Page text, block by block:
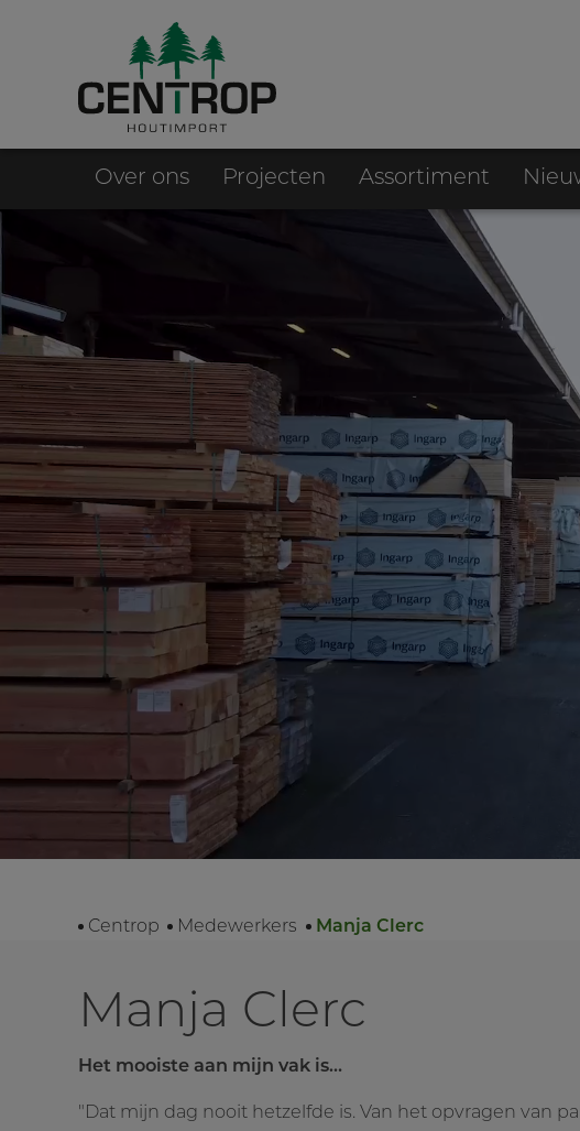
Over ons Projecten Assortiment
Centrop Medewerkers Manja Clerc
Manja Clerc
Het mooiste aan mijn vak is…
"Dat mijn dag nooit hetzelfde is. Van het opvragen van